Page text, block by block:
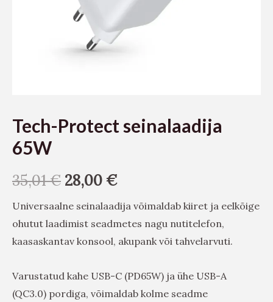
Tech-Protect seinalaadija
65W
35,01€ 28,00€
Universaalne seinalaadija võimaldab kiiret ja eelkõige
ohutut laadimist seadmetes nagu nutitelefon,
kaasaskantav konsool, akupank või tahvelarvuti.
Varustatud kahe USB-C (PD65W) ja ühe USB-A
(QC3.0) pordiga, võimaldab kolme seadme